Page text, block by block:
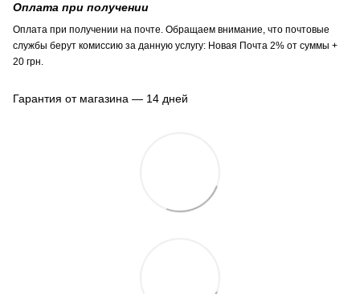
Оплата при получении
Оплата при получении на почте. Обращаем внимание, что почтовые
службы берут комиссию за данную услугу: Новая Почта 2% от суммы +
20 грн.
Гарантия от магазина — 14 дней